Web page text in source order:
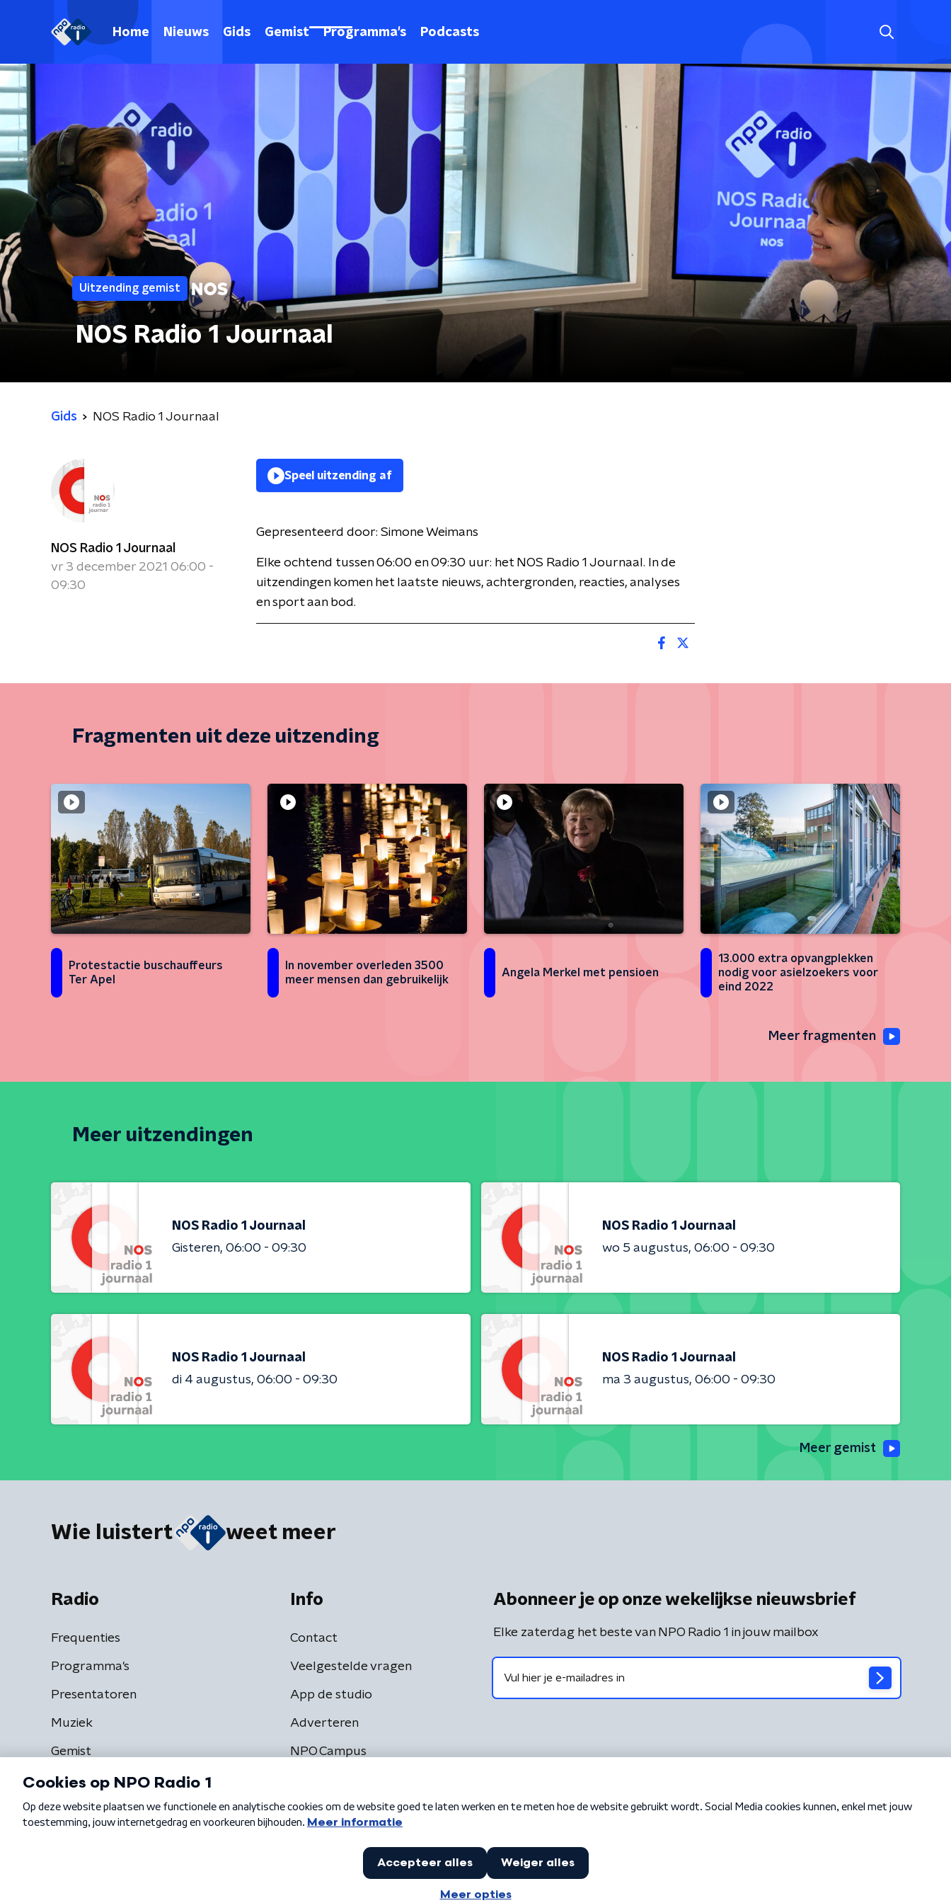
Home Nieuws Gids Gemist Programma's Podcasts
Uitzending gemist
NOS Radio 1 Journaal
Gids NOS Radio 1 Journaal
NOS Radio 1 Journaal
vr 3 december 2021 06:00 -
09:30
Speel uitzending af
Gepresenteerd door: Simone Weimans
Elke ochtend tussen 06:00 en 09:30 uur: het NOS Radio 1 Journaal. In de
uitzendingen komen het laatste nieuws, achtergronden, reacties, analyses
en sport aan bod.
Fragmenten uit deze uitzending
Protestactie buschauffeurs
Ter Apel
In november overleden 3500
meer mensen dan gebruikelijk
Angela Merkel met pensioen
13.000 extra opvangplekken
nodig voor asielzoekers voor
eind 2022
Meer fragmenten
Meer uitzendingen
NOS Radio 1 Journaal
Gisteren 06:00 - 09:30
NOS Radio 1 Journaal
wo 5 augustus 06:00 - 09:30
NOS Radio 1 Journaal
di 4 augustus 06:00 - 09:30
NOS Radio 1 Journaal
ma 3 augustus 06:00 - 09:30
Meer gemist
Wie luistert weet meer
Radio
Frequenties
Programma's
Presentatoren
Muziek
Gemist
Info
Contact
Veelgestelde vragen
App de studio
Adverteren
NPO Campus
Abonneer je op onze wekelijkse nieuwsbrief
Elke zaterdag het beste van NPO Radio 1 in jouw mailbox
Algemene voorwaarden Privacybeleid